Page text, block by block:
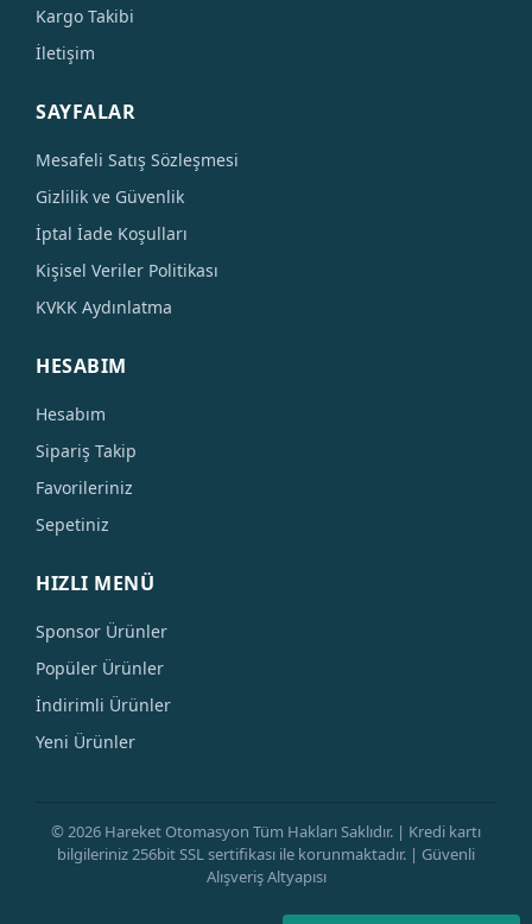
Kargo Takibi
İletişim
SAYFALAR
Mesafeli Satış Sözleşmesi
Gizlilik ve Güvenlik
İptal İade Koşulları
Kişisel Veriler Politikası
KVKK Aydınlatma
HESABIM
Hesabım
Sipariş Takip
Favorileriniz
Sepetiniz
HIZLI MENÜ
Sponsor Ürünler
Popüler Ürünler
İndirimli Ürünler
Yeni Ürünler
© 2026 Hareket Otomasyon Tüm Hakları Saklıdır. | Kredi kartı
bilgileriniz 256bit SSL sertifikası ile korunmaktadır. | Güvenli
Alışveriş Altyapısı